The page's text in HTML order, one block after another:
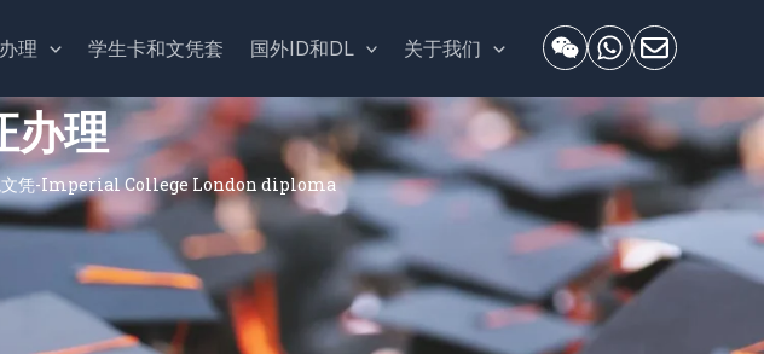
理 学生卡和文凭套 国外ID和DL 关于我们
办理
文凭-Imperial College London diploma